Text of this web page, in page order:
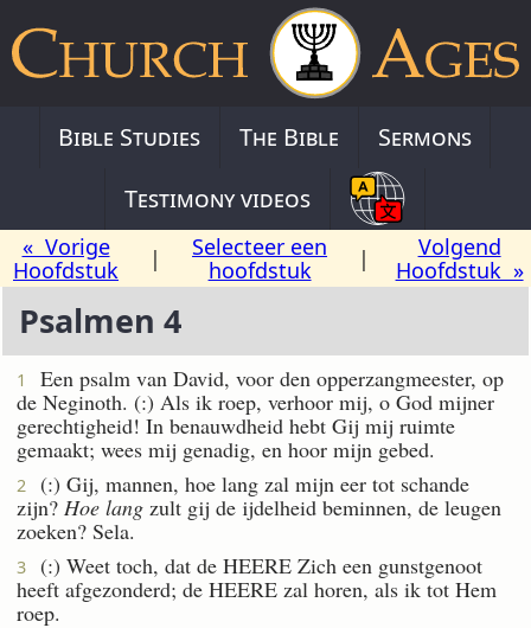
Bible Studies The Bible
Sermons
Testimony videos
« Vorige
Hoofdstuk
|
Selecteer een
hoofdstuk
|
Volgend
Hoofdstuk »
Psalmen 4
1
Een psalm van David, voor den opperzangmeester, op
de Neginoth. (:) Als ik roep, verhoor mij, o God mijner
gerechtigheid! In benauwdheid hebt Gij mij ruimte
gemaakt; wees mij genadig, en hoor mijn gebed.
2
(:) Gij, mannen, hoe lang zal mijn eer tot schande
zijn? Hoe lang zult gij de ijdelheid beminnen, de leugen
zoeken? Sela.
3
(:) Weet toch, dat de HEERE Zich een gunstgenoot
heeft afgezonderd; de HEERE zal horen, als ik tot Hem
roep.